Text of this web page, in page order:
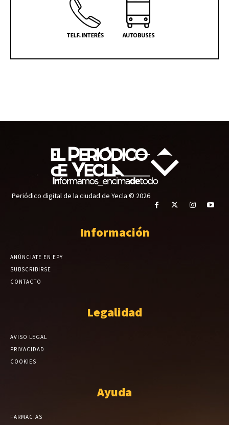
Periódico digital de la ciudad de Yecla © 2026
Información
ANÚNCIATE EN EPY
SUBSCRIBIRSE
CONTACTO
Legalidad
AVISO LEGAL
PRIVACIDAD
COOKIES
Ayuda
FARMACIAS